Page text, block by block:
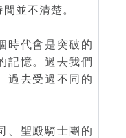
並不清楚。
時代會是突破的
記憶。過去我們
過去受過不同的
、聖殿騎士團的